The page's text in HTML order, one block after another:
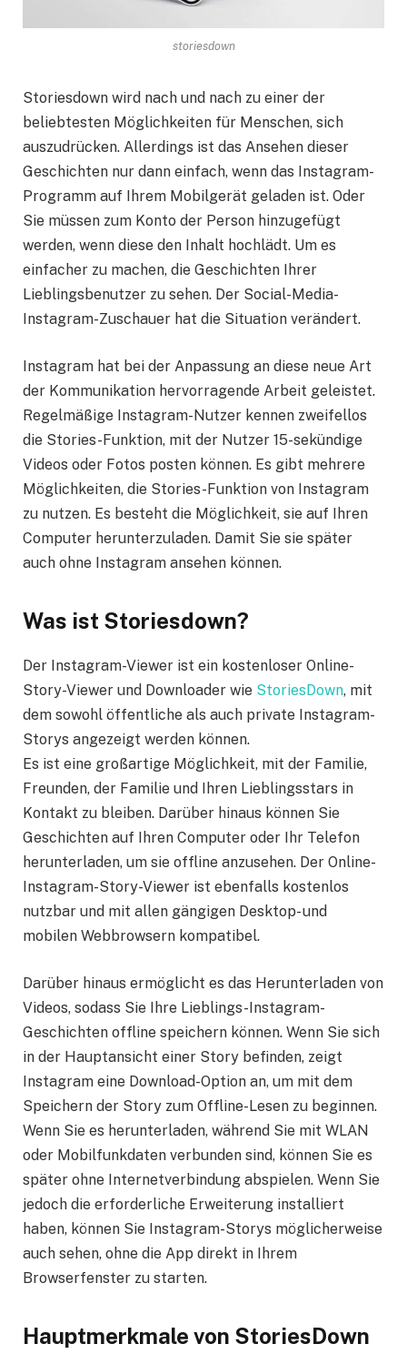
storiesdown
Storiesdown wird nach und nach zu einer der
beliebtesten Möglichkeiten für Menschen, sich
auszudrücken. Allerdings ist das Ansehen dieser
Geschichten nur dann einfach, wenn das Instagram-
Programm auf Ihrem Mobilgerät geladen ist. Oder
Sie müssen zum Konto der Person hinzugefügt
werden, wenn diese den Inhalt hochlädt. Um es
einfacher zu machen, die Geschichten Ihrer
Lieblingsbenutzer zu sehen. Der Social-Media-
Instagram-Zuschauer hat die Situation verändert.
Instagram hat bei der Anpassung an diese neue Art
der Kommunikation hervorragende Arbeit geleistet.
Regelmäßige Instagram-Nutzer kennen zweifellos
die Stories-Funktion, mit der Nutzer 15-sekündige
Videos oder Fotos posten können. Es gibt mehrere
Möglichkeiten, die Stories-Funktion von Instagram
zu nutzen. Es besteht die Möglichkeit, sie auf Ihren
Computer herunterzuladen. Damit Sie sie später
auch ohne Instagram ansehen können.
Was ist Storiesdown?
Der Instagram-Viewer ist ein kostenloser Online-
Story-Viewer und Downloader wie StoriesDown, mit
dem sowohl öffentliche als auch private Instagram-
Storys angezeigt werden können.
Es ist eine großartige Möglichkeit, mit der Familie,
Freunden, der Familie und Ihren Lieblingsstars in
Kontakt zu bleiben. Darüber hinaus können Sie
Geschichten auf Ihren Computer oder Ihr Telefon
herunterladen, um sie offline anzusehen. Der Online-
Instagram-Story-Viewer ist ebenfalls kostenlos
nutzbar und mit allen gängigen Desktop- und
mobilen Webbrowsern kompatibel.
Darüber hinaus ermöglicht es das Herunterladen von
Videos, sodass Sie Ihre Lieblings-Instagram-
Geschichten offline speichern können. Wenn Sie sich
in der Hauptansicht einer Story befinden, zeigt
Instagram eine Download-Option an, um mit dem
Speichern der Story zum Offline-Lesen zu beginnen.
Wenn Sie es herunterladen, während Sie mit WLAN
oder Mobilfunkdaten verbunden sind, können Sie es
später ohne Internetverbindung abspielen. Wenn Sie
jedoch die erforderliche Erweiterung installiert
haben, können Sie Instagram-Storys möglicherweise
auch sehen, ohne die App direkt in Ihrem
Browserfenster zu starten.
Hauptmerkmale von StoriesDown